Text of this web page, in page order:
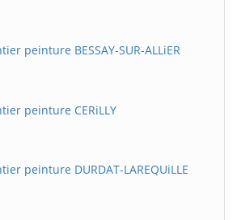
peinture BESSAY-SUR-ALLiER
peinture CERiLLY
peinture DURDAT-LAREQUiLLE